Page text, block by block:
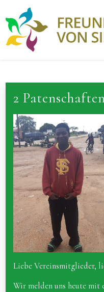
2
Liebe Vereinsmitglieder,
Wir melden uns heute mit